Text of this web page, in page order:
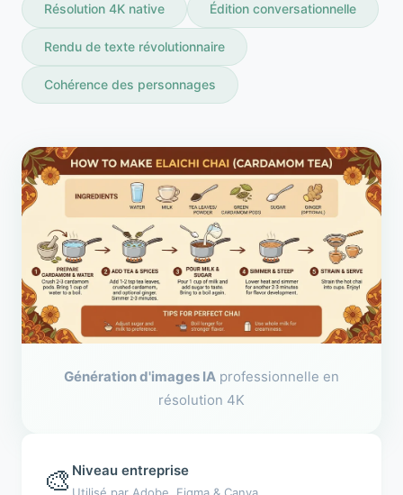
Résolution 4K native Édition conversationnelle
Rendu de texte révolutionnaire
Cohérence des personnages
Génération d'images IA professionnelle en
résolution 4K
🎨 Niveau entreprise